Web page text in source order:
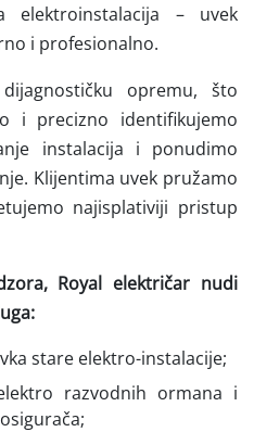
elektroinstalacija – uvek
i profesionalno.
opremu, što
i precizno identifikujemo
instalacija i ponudimo
Klijentima uvek pružamo
najisplativiji pristup
Royal električar nudi
stare elektro-instalacije;
razvodnih ormana i